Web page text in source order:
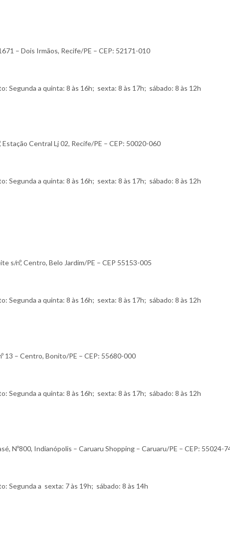
– Dois Irmãos, Recife/PE – CEP: 52171-010
Segunda a quinta: 8 às 16h; sexta: 8 às 17h; sábado: 8 às 12h
Estação Central Lj 02, Recife/PE – CEP: 50020-060
Segunda a quinta: 8 às 16h; sexta: 8 às 17h; sábado: 8 às 12h
s/nº, Centro, Belo Jardim/PE – CEP 55153-005
Segunda a quinta: 8 às 16h; sexta: 8 às 17h; sábado: 8 às 12h
13 – Centro, Bonito/PE – CEP: 55680-000
Segunda a quinta: 8 às 16h; sexta: 8 às 17h; sábado: 8 às 12h
Nº800, Indianópolis – Caruaru Shopping – Caruaru/PE – CEP: 55024-
Segunda a sexta: 7 às 19h; sábado: 8 às 14h